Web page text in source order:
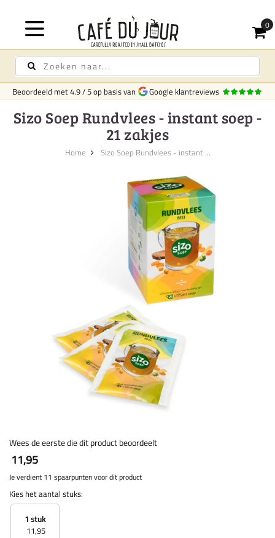
Beoordeeld met4.9/5op basis van Google klantreviews
Sizo Soep Rundvlees - instant soep -
21 zakjes
Home Sizo Soep Rundvlees - instant ...
Wees de eerste die dit product beoordeelt
11,95
Je verdient 11 spaarpunten voor dit product
Kies het aantal stuks:
1 stuk
11,95